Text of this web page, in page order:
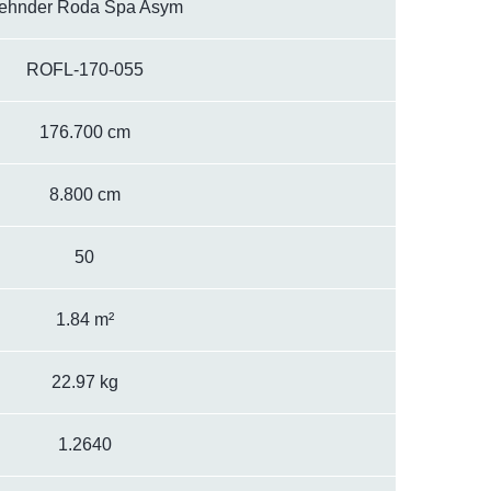
Roda Spa Asym
ROFL-170-055
176.700 cm
8.800 cm
50
1.84 m²
22.97 kg
1.2640